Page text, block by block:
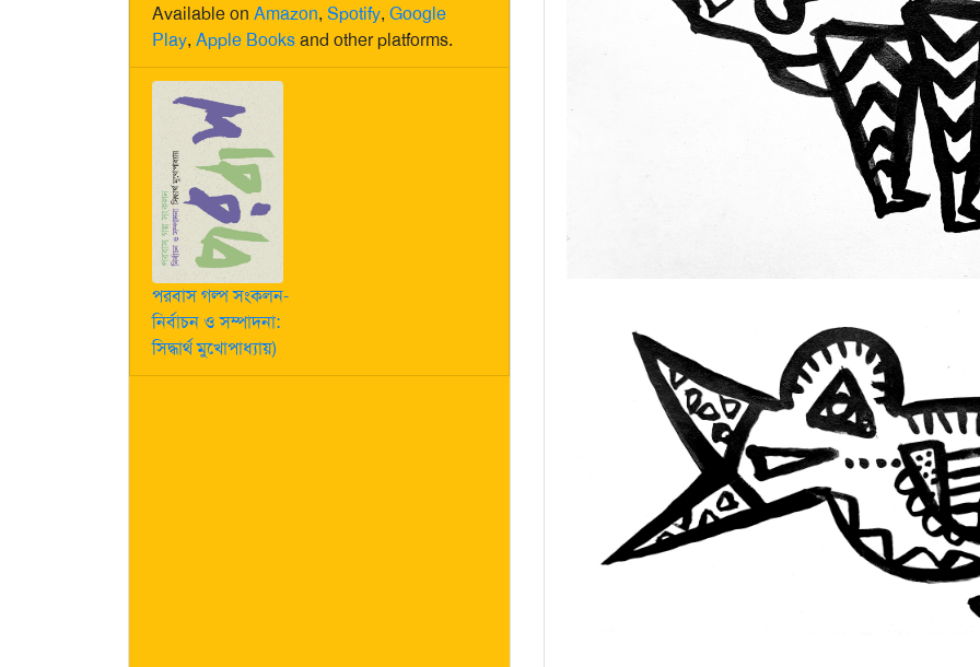
Available on Amazon, Spotify, Google
Play, Apple Booksand other platforms.
পরবাস গল্প সংকলন-
নির্বাচন ও সম্পাদনা:
সিদ্ধার্থ মুখোপাধ্যায়)